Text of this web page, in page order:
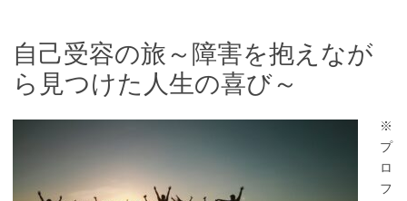
自己受容の旅～障害を抱えなが
ら見つけた人生の喜び～
※
プ
ロ
フ